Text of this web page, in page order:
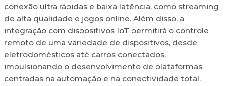
conexão ultra rápidas e baixa latência, como streaming
de alta qualidade e jogos online. Além disso, a
integração com dispositivos IoT permitirá o controle
remoto de uma variedade de dispositivos, desde
eletrodomésticos até carros conectados,
impulsionando o desenvolvimento de plataformas
centradas na automação e na conectividade total.